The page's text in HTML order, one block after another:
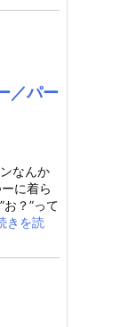
／パー
なんか
に着ら
？”って
きを読